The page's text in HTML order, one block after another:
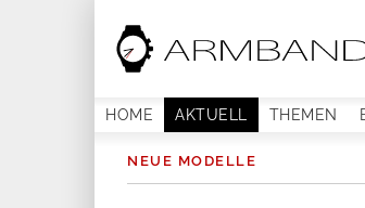
HOME AKTUELL THEMEN
NEUE MODELLE